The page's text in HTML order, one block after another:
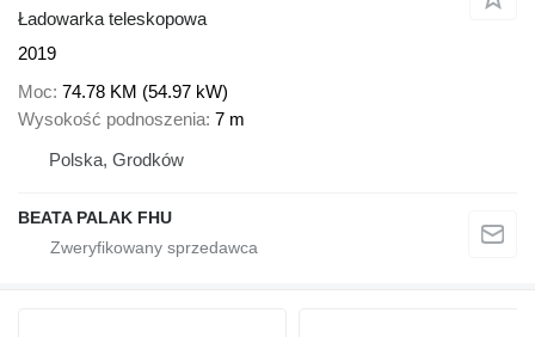
Ładowarka teleskopowa
2019
Moc 74.78 KM (54.97 kW)
Wysokość podnoszenia 7 m
Polska, Grodków
BEATA PALAK FHU